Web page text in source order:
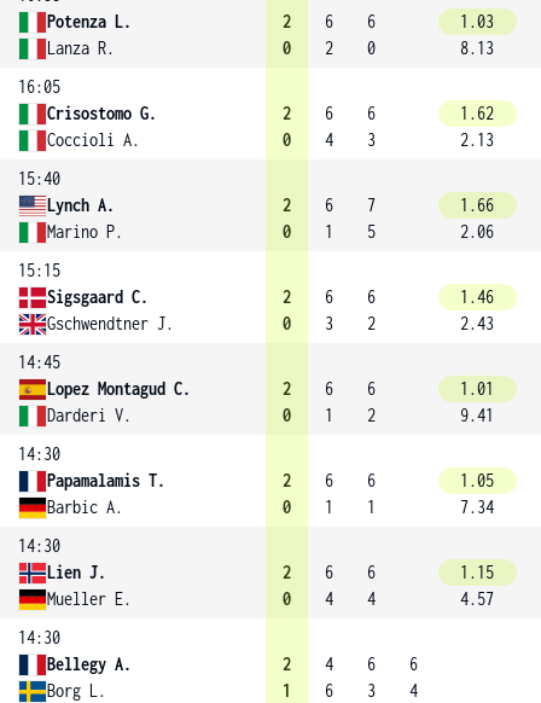
Potenza L.
Lanza R.
2
0
6
2
6
0
1.03
8.13
16:05
Crisostomo G.
Coccioli A.
2
0
6
4
6
3
1.62
2.13
15:40
Lynch A.
Marino P.
2
0
6
1
7
5
1.66
2.06
15:15
Sigsgaard C.
Gschwendtner J.
2
0
6
3
6
2
1.46
2.43
14:45
Lopez Montagud C.
Darderi V.
2
0
6
1
6
2
1.01
9.41
14:30
Papamalamis T.
Barbic A.
2
0
6
1
6
1
1.05
7.34
14:30
Lien J.
Mueller E.
2
0
6
4
6
4
1.15
4.57
14:30
Bellegy A.
Borg L.
2
1
4
6
6
3
6
4